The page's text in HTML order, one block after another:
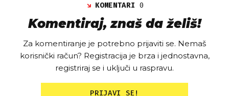
KOMENTARI0
Komentiraj, znaš da želiš!
Za komentiranje je potrebno prijaviti se. Nemaš
korisnički račun? Registracija je brza i jednostavna,
registriraj se i uključi u raspravu.
PRIJAVI SE!